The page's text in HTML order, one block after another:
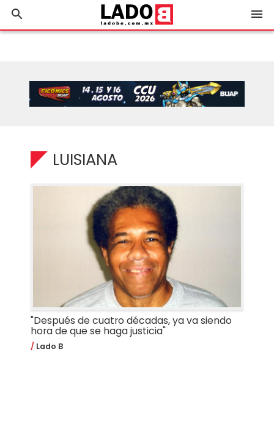
search menu
LUISIANA
"Después de cuatro décadas, ya va siendo
hora de que se haga justicia"
Lado B